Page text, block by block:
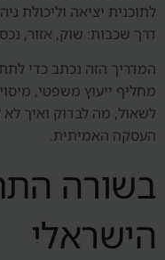
לתוכנית יציאה וליכולת
דרך שכבות: שוק, אזור,
המדריך הזה נכתב כדי
מחליף ייעוץ משפטי,
לשאול, מה לבדוק ואיך לא
העסקה האמיתית.
בשורה
הישראלי